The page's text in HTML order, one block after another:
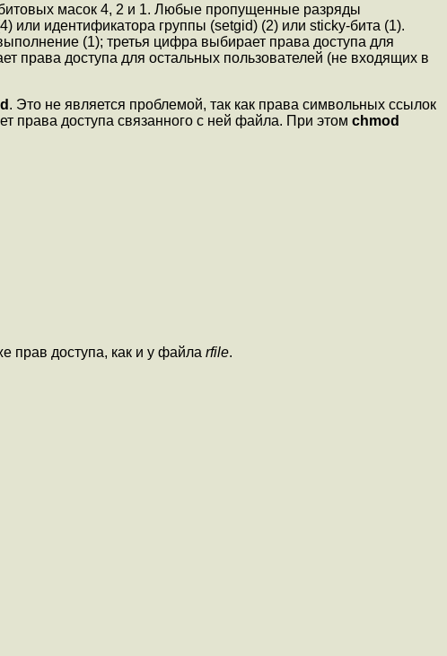
масок 4, 2 и 1. Любые пропущенные разряды
идентификатора группы (setgid) (2) или sticky-бита (1).
(1); третья цифра выбирает права доступа для
права доступа для остальных пользователей (не входящих в
. Это не является проблемой, так как права символьных ссылок
права доступа связанного с ней файла. При этом chmod
прав доступа, как и у файла rfile.